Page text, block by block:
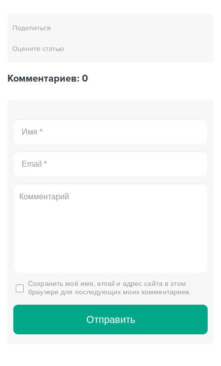
Поделиться
Оцените статью
Комментариев: 0
Сохранить моё имя, email и адрес сайта в этом
браузере для последующих моих комментариев.